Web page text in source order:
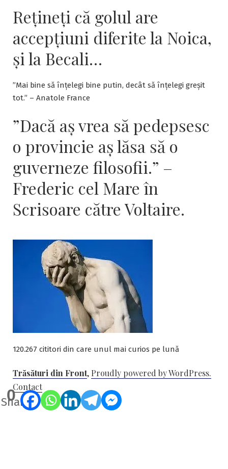
0
Shares
Rețineți că golul are
accepțiuni diferite la Noica,
și la Becali…
”Mai bine să înțelegi bine putin, decât să înțelegi greșit
tot.” – Anatole France
”Dacă aş vrea să pedepsesc
o provincie aş lăsa să o
guverneze filosofii.” –
Frederic cel Mare în
Scrisoare către Voltaire.
120.267 cititori din care unul mai curios pe lună
Trăsături din Front, Proudly powered by WordPress.
Contact